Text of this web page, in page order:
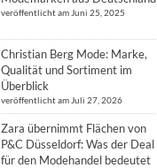
veröffentlicht am Juni 25, 2025
Christian Berg Mode: Marke,
Qualität und Sortiment im
Überblick
veröffentlicht am Juli 27, 2026
Zara übernimmt Flächen von
P&C Düsseldorf: Was der Deal
für den Modehandel bedeutet